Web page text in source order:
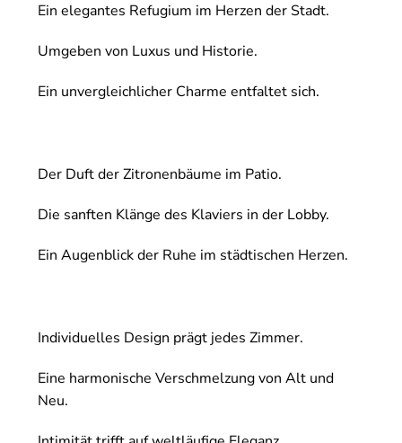
Ein elegantes Refugium im Herzen der Stadt.
Umgeben von Luxus und Historie.
Ein unvergleichlicher Charme entfaltet sich.
Der Duft der Zitronenbäume im Patio.
Die sanften Klänge des Klaviers in der Lobby.
Ein Augenblick der Ruhe im städtischen Herzen.
Individuelles Design prägt jedes Zimmer.
Eine harmonische Verschmelzung von Alt und
Neu.